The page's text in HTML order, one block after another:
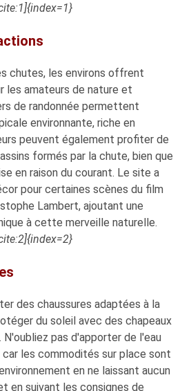
chutes, les environs offrent
les amateurs de nature et
de randonnée permettent
environnante, riche en
peuvent également profiter de
formés par la chute, bien que
en raison du courant. Le site a
pour certaines scènes du film
Lambert, ajoutant une
à cette merveille naturelle.
des chaussures adaptées à la
du soleil avec des chapeaux
pas d'apporter de l'eau
les commodités sur place sont
en ne laissant aucun
en suivant les consignes de